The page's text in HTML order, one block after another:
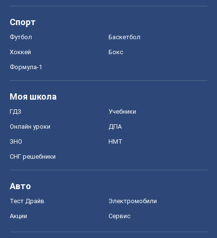
Спорт
Футбол Баскетбол
Хоккей Бокс
Формула-1
Моя школа
ГДЗ Учебники
Онлайн уроки ДПА
ЗНО НМТ
СНГ решебники
Авто
Тест Драйв Электромобили
Акции Сервис